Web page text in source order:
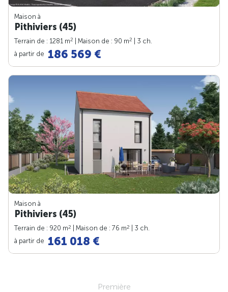
Maison à
Pithiviers (45)
Terrain de : 1281 m2 | Maison de : 90 m2
| 3 ch.
à partir de 186 569 €
Maison à
Pithiviers (45)
Terrain de : 920 m2 | Maison de : 76 m2
| 3 ch.
à partir de 161 018 €
Première